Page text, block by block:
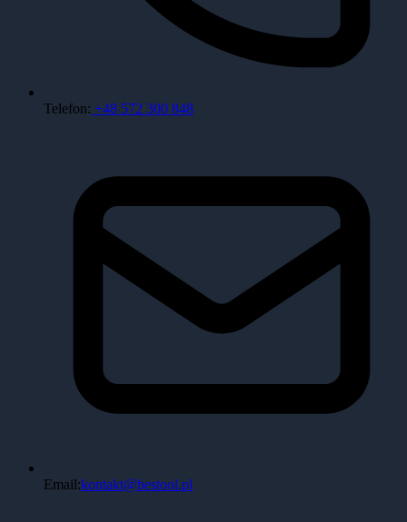
Telefon: +48 572 300 848
Email:kontakt@bestool.pl